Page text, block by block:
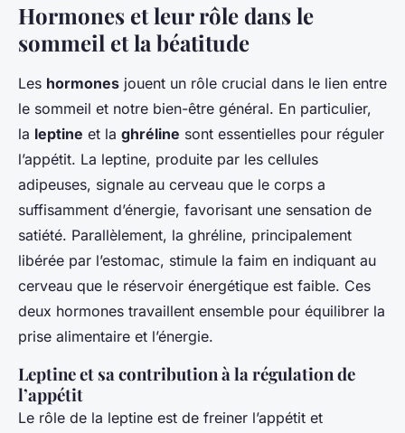
Hormones et leur rôle dans le
sommeil et la béatitude
Les hormones jouent un rôle crucial dans le lien entre
le sommeil et notre bien-être général. En particulier,
la leptine et la ghréline sont essentielles pour réguler
l’appétit. La leptine, produite par les cellules
adipeuses, signale au cerveau que le corps a
suffisamment d’énergie, favorisant une sensation de
satiété. Parallèlement, la ghréline, principalement
libérée par l’estomac, stimule la faim en indiquant au
cerveau que le réservoir énergétique est faible. Ces
deux hormones travaillent ensemble pour équilibrer la
prise alimentaire et l’énergie.
Leptine et sa contribution à la régulation de
l’appétit
Le rôle de la leptine est de freiner l’appétit et